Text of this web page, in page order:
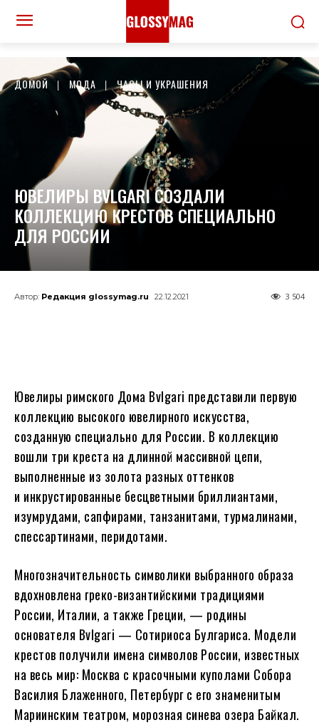
ДОМОЙ МОДА ЧАСЫ И УКРАШЕНИЯ
ЮВЕЛИРЫ BVLGARI СОЗДАЛИ
КОЛЛЕКЦИЮ КРЕСТОВ СПЕЦИАЛЬНО
ДЛЯ РОССИИ
Автор: Редакция glossymag.ru 22.12.2021 3 504
Ювелиры римского Дома Bvlgari представили первую
коллекцию высокого ювелирного искусства,
созданную специально для России. В коллекцию
вошли три креста на длинной массивной цепи,
выполненные из золота разных оттенков
и инкрустированные бесцветными бриллиантами,
изумрудами, сапфирами, танзанитами, турмалинами,
спессартинами, перидотами.
Многозначительность символики выбранного образа
вдохновлена греко-византийскими традициями
России, Италии, а также Греции, — родины
основателя Bvlgari — Сотириоса Булгариса. Модели
крестов получили имена символов России, известных
на весь мир: Москва с красочными куполами Собора
Василия Блаженного, Петербург с его знаменитым
Мариинским театром, морозная синева озера Байкал.